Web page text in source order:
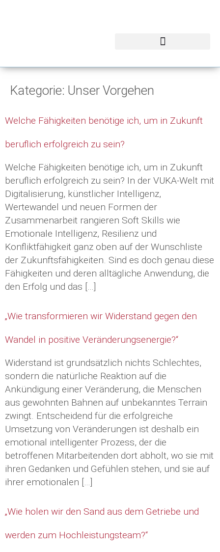
Kategorie: Unser Vorgehen
Welche Fähigkeiten benötige ich, um in Zukunft
beruflich erfolgreich zu sein?
Welche Fähigkeiten benötige ich, um in Zukunft
beruflich erfolgreich zu sein? In der VUKA-Welt mit
Digitalisierung, künstlicher Intelligenz,
Wertewandel und neuen Formen der
Zusammenarbeit rangieren Soft Skills wie
Emotionale Intelligenz, Resilienz und
Konfliktfähigkeit ganz oben auf der Wunschliste
der Zukunftsfähigkeiten. Sind es doch genau diese
Fähigkeiten und deren alltägliche Anwendung, die
den Erfolg und das […]
„Wie transformieren wir Widerstand gegen den
Wandel in positive Veränderungsenergie?“
Widerstand ist grundsätzlich nichts Schlechtes,
sondern die natürliche Reaktion auf die
Ankündigung einer Veränderung, die Menschen
aus gewohnten Bahnen auf unbekanntes Terrain
zwingt. Entscheidend für die erfolgreiche
Umsetzung von Veränderungen ist deshalb ein
emotional intelligenter Prozess, der die
betroffenen Mitarbeitenden dort abholt, wo sie mit
ihren Gedanken und Gefühlen stehen, und sie auf
ihrer emotionalen […]
„Wie holen wir den Sand aus dem Getriebe und
werden zum Hochleistungsteam?“